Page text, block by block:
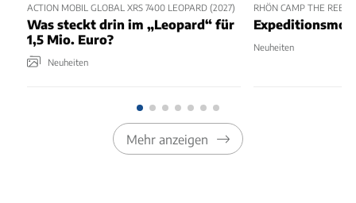
ACTION MOBIL GLOBAL XRS 7400 LEOPARD (2027)
Was steckt drin im „Leopard“ für
1,5 Mio. Euro?
Neuheiten
RHÖN CAMP THE
Neuheiten
Mehr anzeigen